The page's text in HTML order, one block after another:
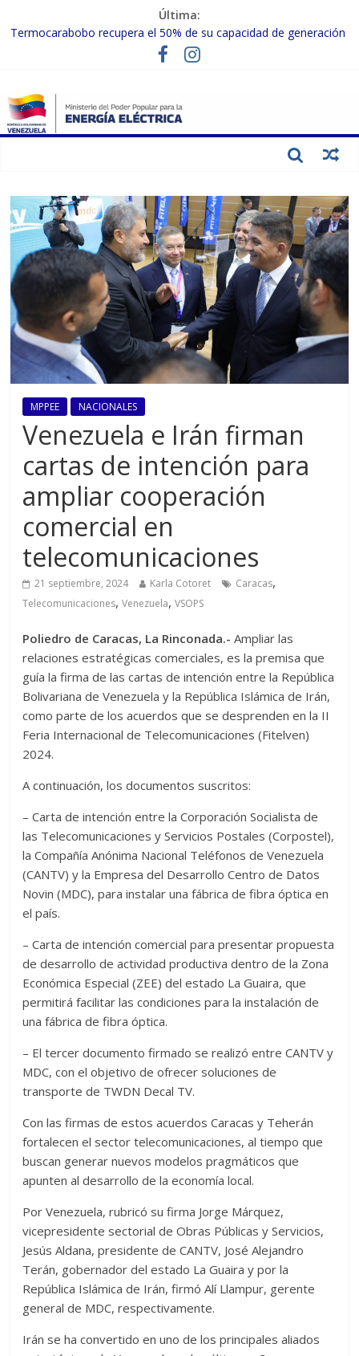
Última:
Termocarabobo recupera el 50% de su capacidad de generación
MPPEE avanza en la recuperación de infraestructuras eléctricas
Gobierno Nacional coordina acciones con el sector privado para
fortalecer el SEN ante el «Súper Niño»
Inspeccionan trabajos de rehabilitación en instalaciones del SEN
MPPEE NACIONALES
Venezuela e Irán firman
cartas de intención para
ampliar cooperación
comercial en
telecomunicaciones
21 septiembre, 2024 Karla Cotoret Caracas,
Telecomunicaciones,Venezuela,VSOPS
Poliedro de Caracas, La Rinconada.- Ampliar las
relaciones estratégicas comerciales, es la premisa que
guía la firma de las cartas de intención entre la República
Bolivariana de Venezuela y la República Islámica de Irán,
como parte de los acuerdos que se desprenden en la II
Feria Internacional de Telecomunicaciones (Fitelven)
2024.
A continuación, los documentos suscritos:
– Carta de intención entre la Corporación Socialista de
las Telecomunicaciones y Servicios Postales (Corpostel),
la Compañía Anónima Nacional Teléfonos de Venezuela
(CANTV) y la Empresa del Desarrollo Centro de Datos
Novin (MDC), para instalar una fábrica de fibra óptica en
el país.
– Carta de intención comercial para presentar propuesta
de desarrollo de actividad productiva dentro de la Zona
Económica Especial (ZEE) del estado La Guaira, que
permitirá facilitar las condiciones para la instalación de
una fábrica de fibra óptica.
– El tercer documento firmado se realizó entre CANTV y
MDC, con el objetivo de ofrecer soluciones de
transporte de TWDN Decal TV.
Con las firmas de estos acuerdos Caracas y Teherán
fortalecen el sector telecomunicaciones, al tiempo que
buscan generar nuevos modelos pragmáticos que
apunten al desarrollo de la economía local.
Por Venezuela, rubricó su firma Jorge Márquez,
vicepresidente sectorial de Obras Públicas y Servicios,
Jesús Aldana, presidente de CANTV, José Alejandro
Terán, gobernador del estado La Guaira y por la
República Islámica de Irán, firmó Alí Llampur, gerente
general de MDC, respectivamente.
Irán se ha convertido en uno de los principales aliados